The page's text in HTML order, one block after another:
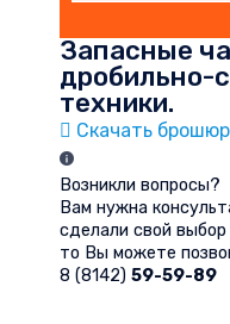
Запасные
дробильно-
техники.
Скачать
Возникли вопросы?
Вам нужна
сделали свой
то Вы можете
8 (8142) 59-59-89